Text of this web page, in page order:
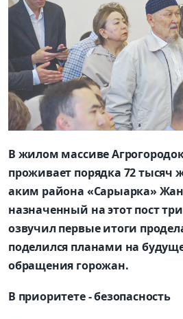
В жилом массиве
проживает порядка 72 тысяч
аким района «Сарыарка»
назначенный на этот пост
озвучил первые итоги
поделился планами на
обращения горожан.
В приоритете - безопасность